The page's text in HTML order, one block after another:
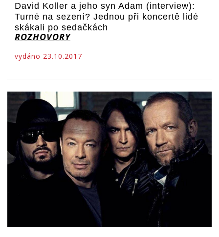
David Koller a jeho syn Adam (interview):
Turné na sezení? Jednou při koncertě lidé
skákali po sedačkách
ROZHOVORY
vydáno 23.10.2017